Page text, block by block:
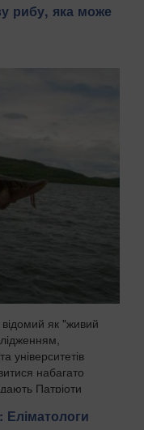
рибу, яка може
як "живий
університетів
набагато
Патріоти
Еліматологи